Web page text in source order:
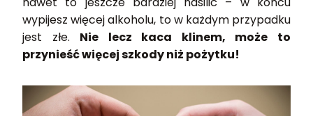
wypijesz więcej alkoholu, to w każdym przypadku
jest złe. Nie lecz kaca klinem, może to
przynieść więcej szkody niż pożytku!